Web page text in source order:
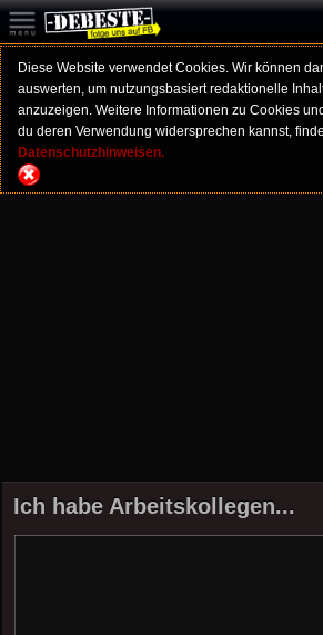
Diese Website verwendet Cookies. Wir können
auswerten, um nutzungsbasiert redaktionelle
anzuzeigen. Weitere Informationen zu Cookies
du deren Verwendung widersprechen kannst,
Datenschutzhinweisen.
Ich habe Arbeitskollegen...